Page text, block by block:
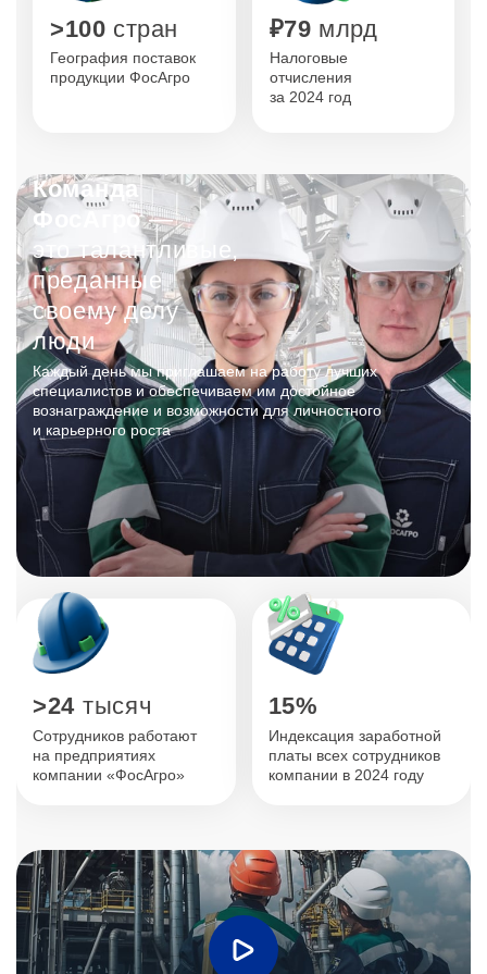
>100 стран
География поставок
продукции ФосАгро
₽79 млрд
Налоговые
отчисления
за 2024 год
Команда
ФосАгро—
это талантливые,
преданные
своему делу
люди
Каждый день мы приглашаем на работу лучших
специалистов и обеспечиваем им достойное
вознаграждение и возможности для личностного
и карьерного роста
>24 тысяч
Сотрудников работают
на предприятиях
компании «ФосАгро»
15%
Индексация заработной
платы всех сотрудников
компании в 2024 году